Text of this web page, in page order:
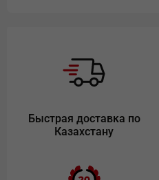
Быстрая доставка по
Казахстану